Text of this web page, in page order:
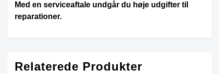
Med en serviceaftale undgår du høje udgifter til
reparationer.
Relaterede Produkter